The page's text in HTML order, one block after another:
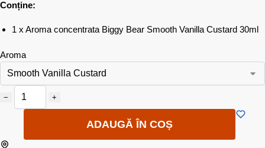
Conține:
1 x Aroma concentrata Biggy Bear Smooth Vanilla Custard 30ml
Aroma
− +
ADAUGĂ ÎN COȘ